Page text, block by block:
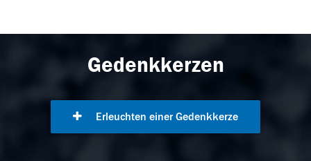
Gedenkkerzen
Erleuchten einer Gedenkkerze